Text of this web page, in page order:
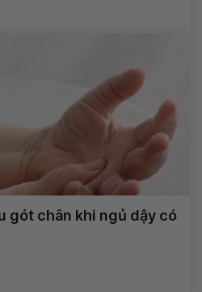
gót chân khi ngủ dậy có